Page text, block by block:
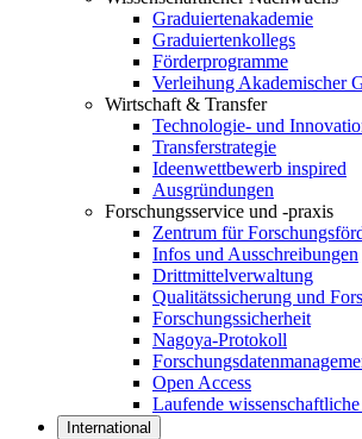
Graduiertenakademie
Graduiertenkollegs
Förderprogramme
Verleihung Akademischer
Wirtschaft & Transfer
Technologie- und
Transferstrategie
Ideenwettbewerb inspired
Ausgründungen
Forschungsservice und -praxis
Zentrum für
Infos und Ausschreibungen
Drittmittelverwaltung
Qualitätssicherung und
Forschungssicherheit
Nagoya-Protokoll
Open Access
Laufende
International